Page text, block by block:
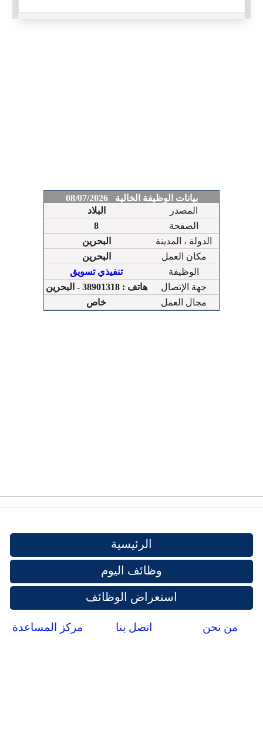
بيانات الوظيفة الخالية 08/07/2026
البلاد
المصدر
8
الصفحة
البحرين
الدولة ، المدينة
البحرين
مكان العمل
تنفيذي تسويق
الوظيفة
هاتف : 38901318 - البحرين
جهة الإتصال
خاص
مجال العمل
الرئيسية
وظائف اليوم
استعراض الوظائف
من نحن اتصل بنا مركز المساعدة